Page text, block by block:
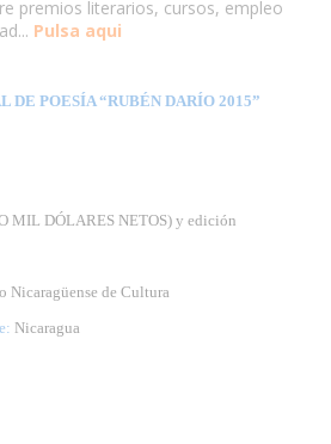
premios literarios, cursos, empleo
Pulsa aqui
DE POESÍA “RUBÉN DARÍO 2015”
MIL DÓLARES NETOS) y edición
Nicaragüense de Cultura
Nicaragua